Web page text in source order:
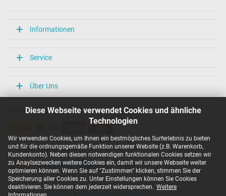
Diese Webseite verwendet Cookies und ähnliche
Technologien
Wir verwenden Cookies, um Ihnen ein bestmögliches Surferlebnis zu bieten
und für die ordnungsgemäße Funktion unserer Website (z.B. Warenkorb,
Kundenkonto). Neben diesen notwendigen funktionalen Cookies setzen wir
zu Anaylsezwecken weitere Cookies ein, damit wir unsere Webseite weiter
optimieren können. Wenn Sie auf "Zustimmen" klicken, stimmen Sie der
Speicherung aller Cookies zu. Unter Einstellungen können Sie Cookies
deaktivieren. Sie können dem jederzeit widersprechen. Weitere
Informationen
Service
Über Uns
Unsere Versandarten
Unsere Zahlarten
Copyright ©